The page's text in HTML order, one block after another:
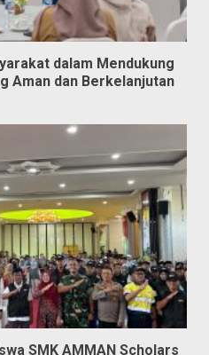
dalam Mendukung
Aman dan Berkelanjutan
SMK AMMAN Scholars